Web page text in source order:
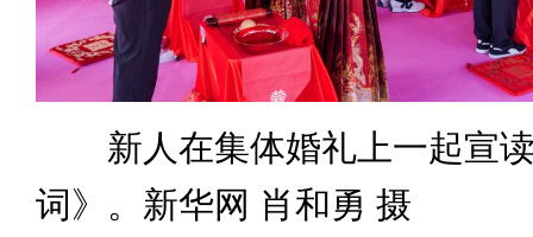
新人在集体婚礼上一起宣读
词》。新华网 肖和勇 摄